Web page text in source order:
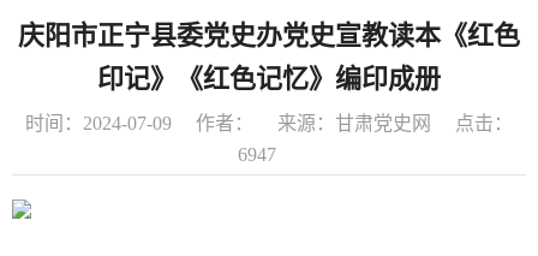
庆阳市正宁县委党史办党史宣教读本《红色
印记》《红色记忆》编印成册
时间：2024-07-09 作者： 来源：甘肃党史网
点击：
6947